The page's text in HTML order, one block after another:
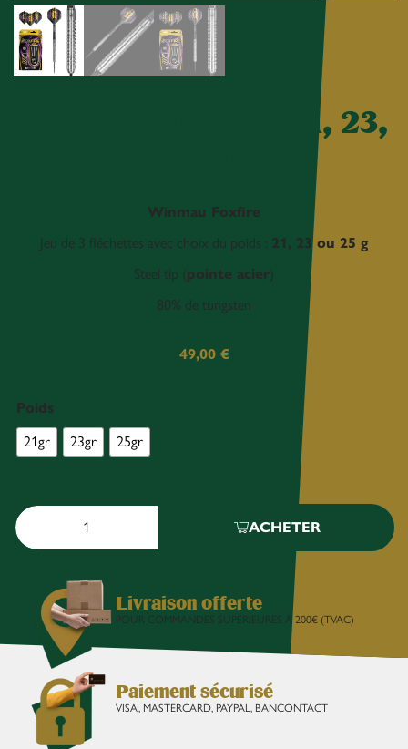
Winmau Fox Fire 21, 23,
Winmau Foxfire
Jeu de 3 fléchettes avec choix du poids : 21, 23 ou 25 g
Steel tip (pointe acier)
80% de tungsten
49,00 €
Poids
21gr
23gr 25gr
ACHETER
Livraison offerte
POUR COMMANDES SUPÉRIEURES À 200€ (TVAC)
Paiement sécurisé
VISA, MASTERCARD, PAYPAL, BANCONTACT